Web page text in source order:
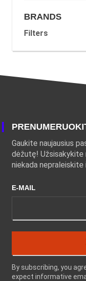
BRANDS
Filters
Gaukite naujausius
dėžutę! Užsisakykite
niekada nepraleiskite
E-MAIL
By subscribing, you
expect informative